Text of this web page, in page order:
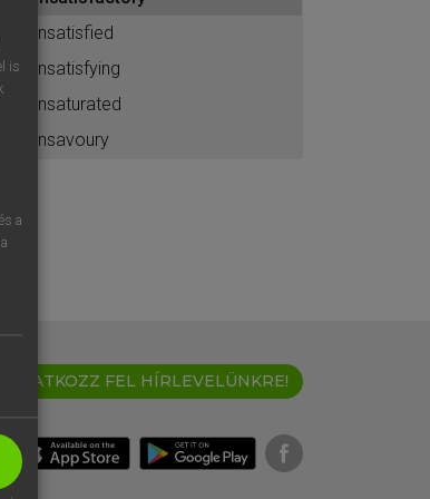
unsatisfied
unsatisfying
unsaturated
unsavoury
IRATKOZZ FEL HÍRLEVELÜNKRE!
is
a